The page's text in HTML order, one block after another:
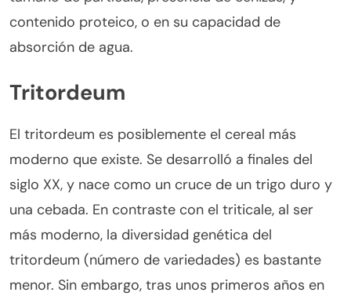
contenido proteico, o en su capacidad de
absorción de agua.
Tritordeum
El tritordeum es posiblemente el cereal más
moderno que existe. Se desarrolló a finales del
siglo XX, y nace como un cruce de un trigo duro y
una cebada. En contraste con el triticale, al ser
más moderno, la diversidad genética del
tritordeum (número de variedades) es bastante
menor. Sin embargo, tras unos primeros años en